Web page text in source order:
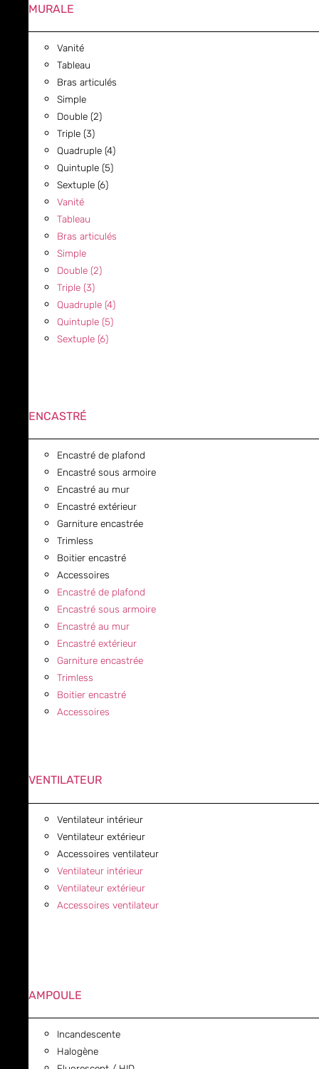
MURALE
Vanité
Tableau
Bras articulés
Simple
Double (2)
Triple (3)
Quadruple (4)
Quintuple (5)
Sextuple (6)
Vanité
Tableau
Bras articulés
Simple
Double (2)
Triple (3)
Quadruple (4)
Quintuple (5)
Sextuple (6)
ENCASTRÉ
Encastré de plafond
Encastré sous armoire
Encastré au mur
Encastré extérieur
Garniture encastrée
Trimless
Boitier encastré
Accessoires
Encastré de plafond
Encastré sous armoire
Encastré au mur
Encastré extérieur
Garniture encastrée
Trimless
Boitier encastré
Accessoires
VENTILATEUR
Ventilateur intérieur
Ventilateur extérieur
Accessoires ventilateur
Ventilateur intérieur
Ventilateur extérieur
Accessoires ventilateur
AMPOULE
Incandescente
Halogène